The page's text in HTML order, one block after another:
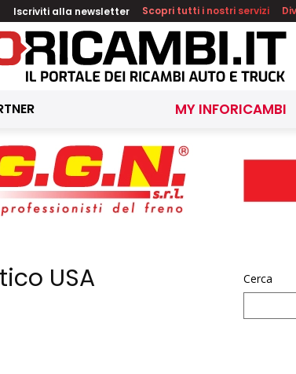
Iscriviti alla newsletter Scopri tutti i nostri servizi
MY INFORICAMBI
USA Cerca